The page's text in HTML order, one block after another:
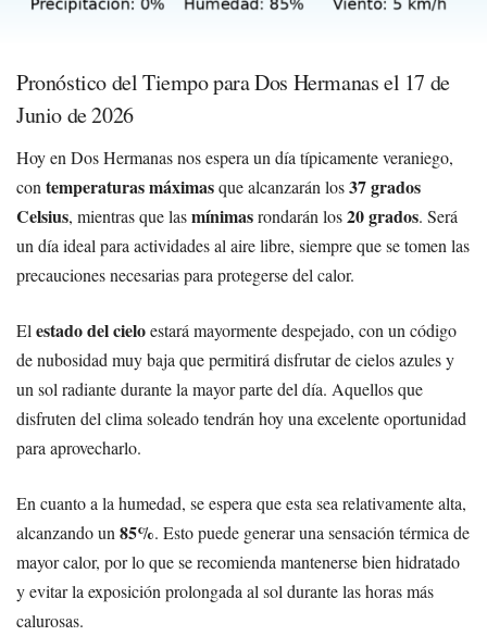
Pronóstico del Tiempo para Dos Hermanas el 17 de
Junio de 2026
Hoy en Dos Hermanas nos espera un día típicamente veraniego,
contemperaturas máximasque alcanzarán los37 grados
Celsius, mientras que lasmínimasrondarán los20 grados. Será
un día ideal para actividades al aire libre, siempre que se tomen las
precauciones necesarias para protegerse del calor.
Elestado del cieloestará mayormente despejado, con un código
de nubosidad muy baja que permitirá disfrutar de cielos azules y
un sol radiante durante la mayor parte del día. Aquellos que
disfruten del clima soleado tendrán hoy una excelente oportunidad
para aprovecharlo.
En cuanto a la humedad, se espera que esta sea relativamente alta,
alcanzando un85%. Esto puede generar una sensación térmica de
mayor calor, por lo que se recomienda mantenerse bien hidratado
y evitar la exposición prolongada al sol durante las horas más
calurosas.